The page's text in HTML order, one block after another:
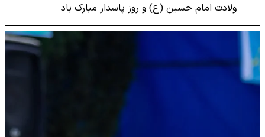
ولادت امام حسین (ع) و روز پاسدار مبارک باد